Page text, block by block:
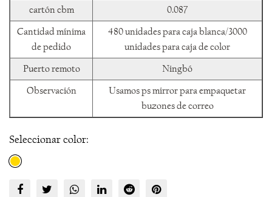
cartón cbm
0.087
Cantidad mínima
de pedido
480 unidades para caja blanca/3000
unidades para caja de color
Puerto remoto
Ningbó
Observación
Usamos ps mirror para empaquetar
buzones de correo
Seleccionar color: